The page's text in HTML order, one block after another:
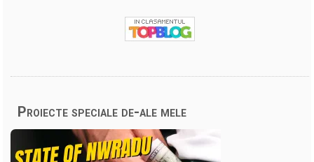
Proiecte speciale de-ale mele